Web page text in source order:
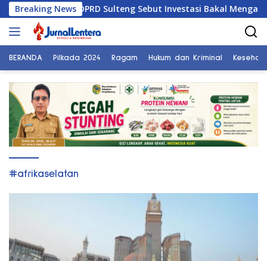
Langsung
ke
konten
Breaking News
Tiongkok, DPRD Sulteng Sebut Investasi Bakal Mengalir
BERANDA Pilkada 2024 Ragam Hukum dan Kriminal
#afrikaselatan